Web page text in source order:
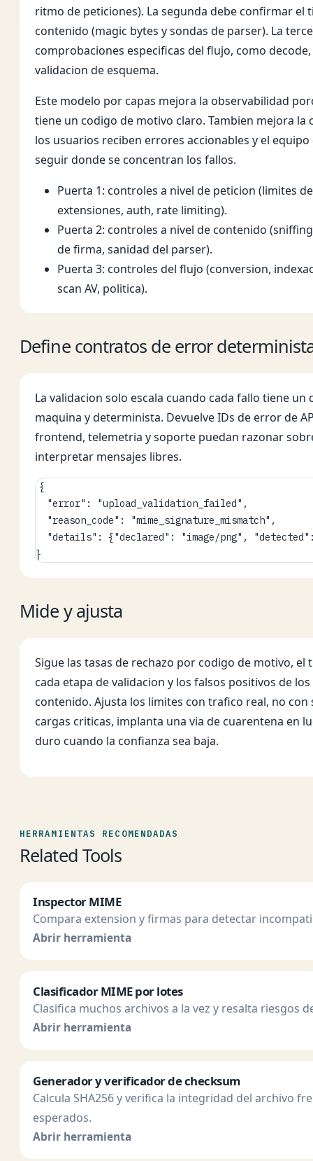
ritmo de peticiones). La segunda debe confirmar el
contenido (magic bytes y sondas de parser). La
comprobaciones especificas del flujo, como
validacion de esquema.
Este modelo por capas mejora la observabilidad
tiene un codigo de motivo claro. Tambien mejora la
los usuarios reciben errores accionables y el
seguir donde se concentran los fallos.
Puerta 1: controles a nivel de peticion (limites
extensiones, auth, rate limiting).
Puerta 2: controles a nivel de contenido
de firma, sanidad del parser).
Puerta 3: controles del flujo (conversion,
scan AV, politica).
Define contratos de error
La validacion solo escala cuando cada fallo tiene
maquina y determinista. Devuelve IDs de error de
frontend, telemetria y soporte puedan razonar
interpretar mensajes libres.
{
  "error": "upload_validation_failed",
  "reason_code": "mime_signature_mismatch",
"details": {"declared": "image/png",
}
Mide y ajusta
Sigue las tasas de rechazo por codigo de motivo, el
cada etapa de validacion y los falsos positivos de
contenido. Ajusta los limites con trafico real, no con
cargas criticas, implanta una via de cuarentena en
duro cuando la confianza sea baja.
HERRAMIENTAS RECOMENDADAS
Related Tools
Inspector MIME
Compara extension y firmas para detectar
Abrir herramienta
Clasificador MIME por lotes
Clasifica muchos archivos a la vez y resalta riesgos
Abrir herramienta
Generador y verificador de checksum
Calcula SHA256 y verifica la integridad del archivo
esperados.
Abrir herramienta